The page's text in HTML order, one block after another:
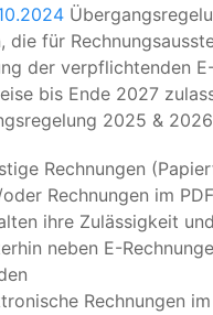
die für
der verpflichtenden
bis Ende 2027
2025 & 2026
Rechnungen
Rechnungen im
ihre Zulässigkeit
neben E-
Rechnungen